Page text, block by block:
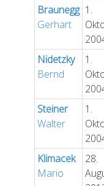
Braunegg
Gerhart
1.
Nidetzky
Bernd
1.
Steiner
Walter
1.
Klimacek
Mario
28.